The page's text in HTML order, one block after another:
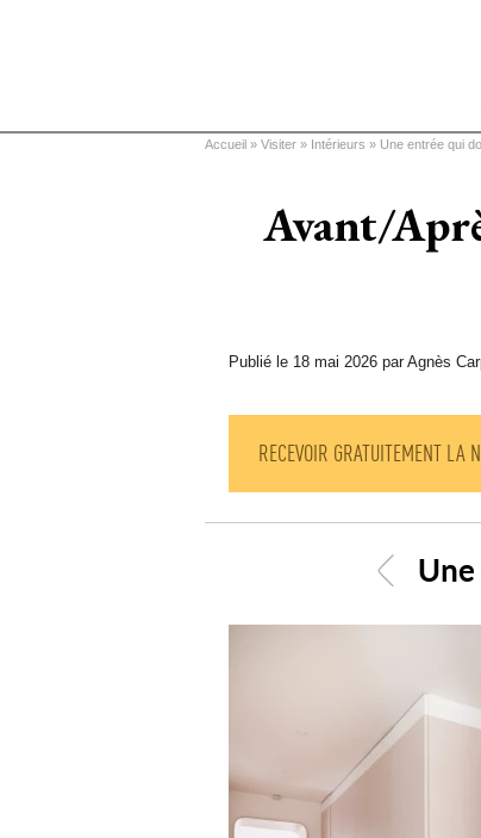
Vous êtes ici
Accueil » Visiter » Intérieurs » Une entrée qui
Avant/
Publié le 18 mai 2026 par Agnès
RECEVOIR GRATUITEMENT LA
<